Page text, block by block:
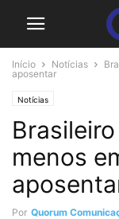
Início Notícias
aposentar
Notícias
menos
Por Quorum